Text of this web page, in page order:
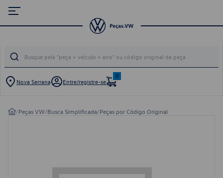
Nova Serrana Entre/registre-se
0
/Peças VW/Busca Simplificada/Peças por Código Original